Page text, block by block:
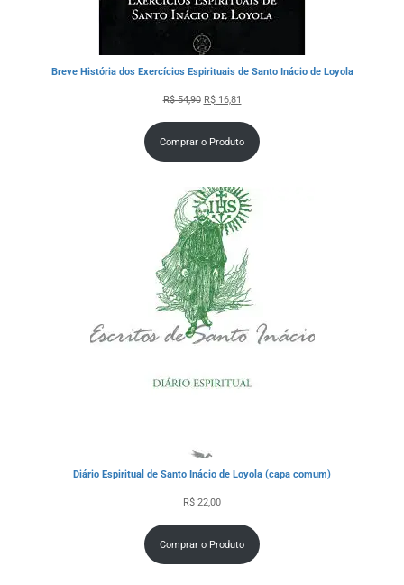
Breve História dos Exercícios Espirituais de Santo Inácio de Loyola
R$54,90 R$16,81
Comprar o Produto
Diário Espiritual de Santo Inácio de Loyola (capa comum)
R$ 22,00
Comprar o Produto